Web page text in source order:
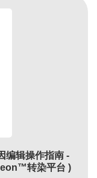
辑操作指南 -
转染平台 )